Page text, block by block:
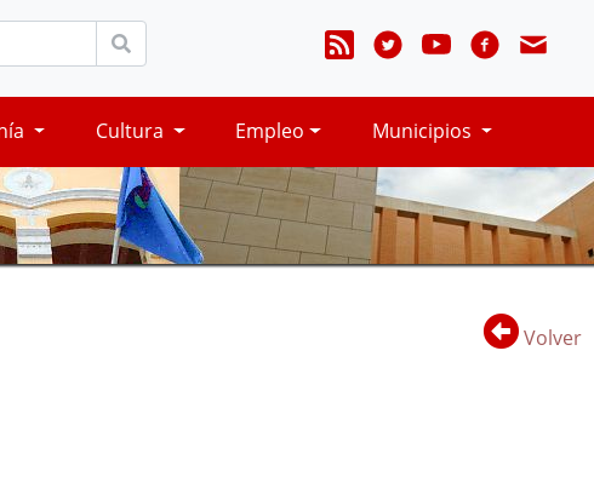
Cultura Empleo Municipios
Volver